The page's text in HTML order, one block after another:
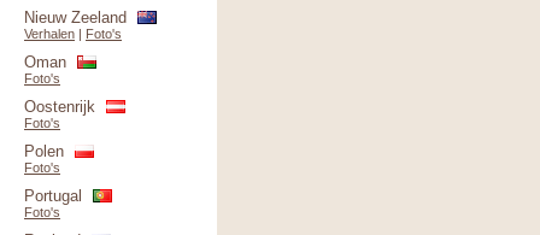
Nieuw Zeeland
Verhalen | Foto's
Oman
Foto's
Oostenrijk
Foto's
Polen
Foto's
Portugal
Foto's